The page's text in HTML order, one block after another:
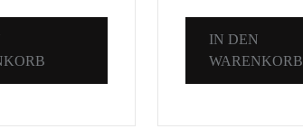
IN DEN
WARENKORB